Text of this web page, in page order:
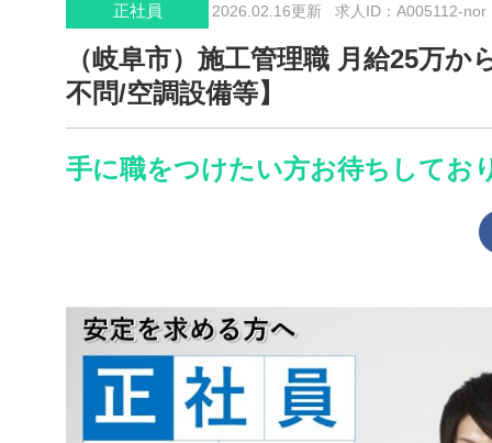
正社員 2026.02.16更新 求人ID：A005112-nor
（岐阜市）施工管理職 月給25万か
不問/空調設備等】
手に職をつけたい方お待ちしてお